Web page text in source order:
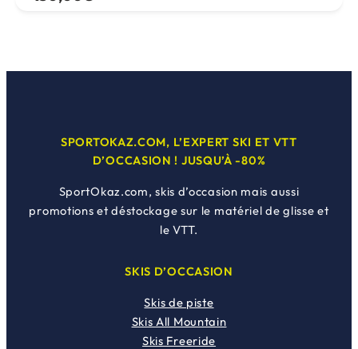
prix
649,00€.
prix
150,00€.
SPORTOKAZ.COM, L’EXPERT SKI ET VTT
D’OCCASION ! JUSQU’À -80%
SportOkaz.com, skis d’occasion mais aussi
promotions et déstockage sur le matériel de glisse et
le VTT.
SKIS D’OCCASION
Skis de piste
Skis All Mountain
Skis Freeride